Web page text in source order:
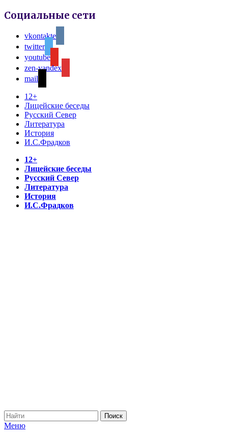
Социальные сети
vkontakte
twitter
youtube
zen-yandex
mail
12+
Лицейские беседы
Русский Север
Литература
История
И.С.Фрадков
12+
Лицейские беседы
Русский Север
Литература
История
И.С.Фрадков
Меню